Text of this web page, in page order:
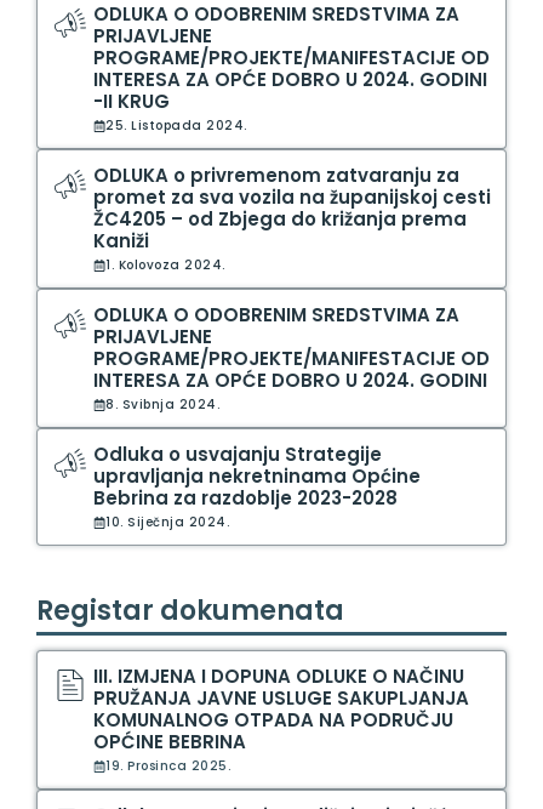
ODLUKA O ODOBRENIM SREDSTVIMA ZA
PRIJAVLJENE
PROGRAME/PROJEKTE/MANIFESTACIJE OD
INTERESA ZA OPĆE DOBRO U 2024. GODINI
-II KRUG
25. Listopada 2024.
ODLUKA o privremenom zatvaranju za
promet za sva vozila na županijskoj cesti
ŽC4205 – od Zbjega do križanja prema
Kaniži
1. Kolovoza 2024.
ODLUKA O ODOBRENIM SREDSTVIMA ZA
PRIJAVLJENE
PROGRAME/PROJEKTE/MANIFESTACIJE OD
INTERESA ZA OPĆE DOBRO U 2024. GODINI
8. Svibnja 2024.
Odluka o usvajanju Strategije
upravljanja nekretninama Općine
Bebrina za razdoblje 2023-2028
10. Siječnja 2024.
Registar dokumenata
III. IZMJENA I DOPUNA ODLUKE O NAČINU
PRUŽANJA JAVNE USLUGE SAKUPLJANJA
KOMUNALNOG OTPADA NA PODRUČJU
OPĆINE BEBRINA
19. Prosinca 2025.